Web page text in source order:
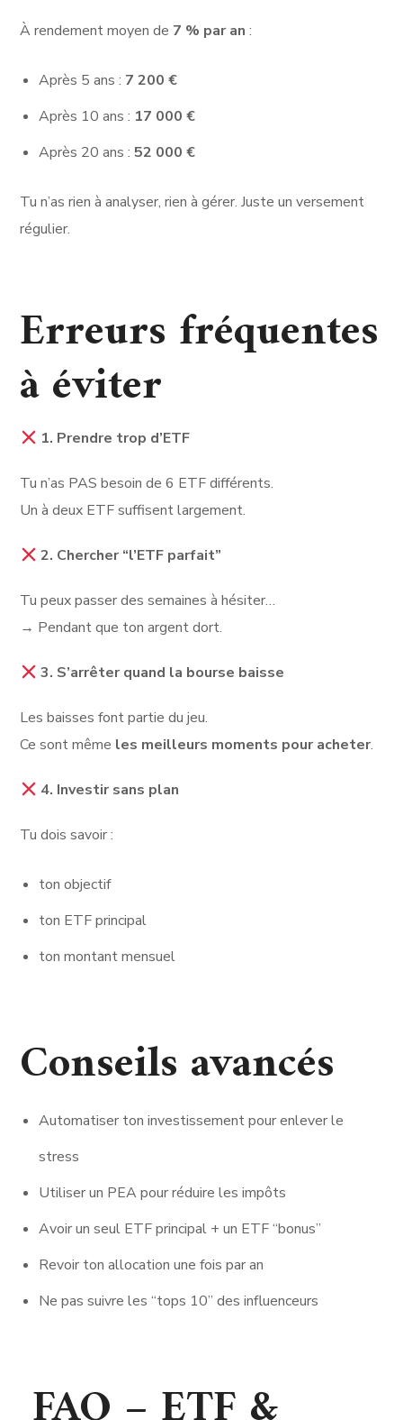
À rendement moyen de 7 % par an :
Après 5 ans : 7 200 €
Après 10 ans : 17 000 €
Après 20 ans : 52 000 €
Tu n’as rien à analyser, rien à gérer. Juste un versement
régulier.
Erreurs fréquentes
à éviter
1. Prendre trop d’ETF
Tu n’as PAS besoin de 6 ETF différents.
Un à deux ETF suffisent largement.
2. Chercher “l’ETF parfait”
Tu peux passer des semaines à hésiter…
→ Pendant que ton argent dort.
3. S’arrêter quand la bourse baisse
Les baisses font partie du jeu.
Ce sont même les meilleurs moments pour acheter.
4. Investir sans plan
Tu dois savoir :
ton objectif
ton ETF principal
ton montant mensuel
Conseils avancés
Automatiser ton investissement pour enlever le
stress
Utiliser un PEA pour réduire les impôts
Avoir un seul ETF principal + un ETF “bonus”
Revoir ton allocation une fois par an
Ne pas suivre les “tops 10” des influenceurs